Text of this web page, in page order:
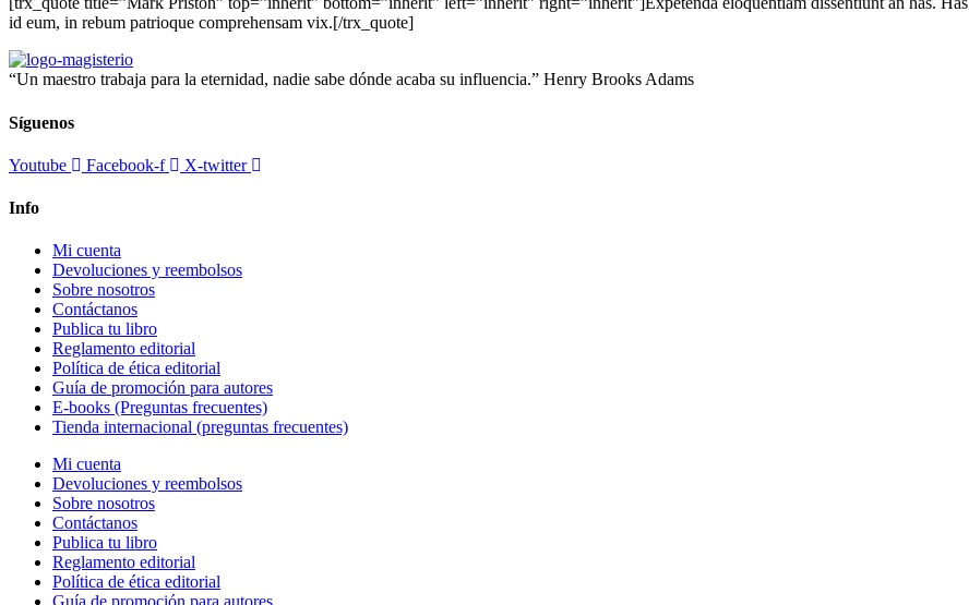
id eum, in rebum patrioque comprehensam vix.[/trx_quote]
“Un maestro trabaja para la eternidad, nadie sabe dónde acaba su influencia.” Henry Brooks Adams
Síguenos
Youtube Facebook-f X-twitter
Info
Mi cuenta
Devoluciones y reembolsos
Sobre nosotros
Contáctanos
Publica tu libro
Reglamento editorial
Política de ética editorial
Guía de promoción para autores
E-books (Preguntas frecuentes)
Tienda internacional (preguntas frecuentes)
Mi cuenta
Devoluciones y reembolsos
Sobre nosotros
Contáctanos
Publica tu libro
Reglamento editorial
Política de ética editorial